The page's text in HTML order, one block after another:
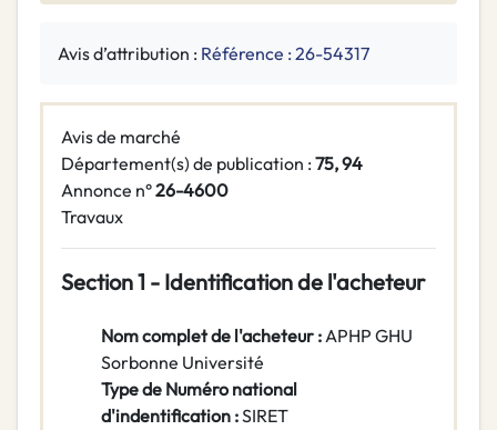
Avis d’attribution : Référence : 26-54317
Avis de marché
Département(s) de publication : 75, 94
Annonce n°26-4600
Travaux
Section 1 - Identification de l'acheteur
Nom complet de l'acheteur :APHP GHU
Sorbonne Université
Type de Numéro national
d'indentification :SIRET